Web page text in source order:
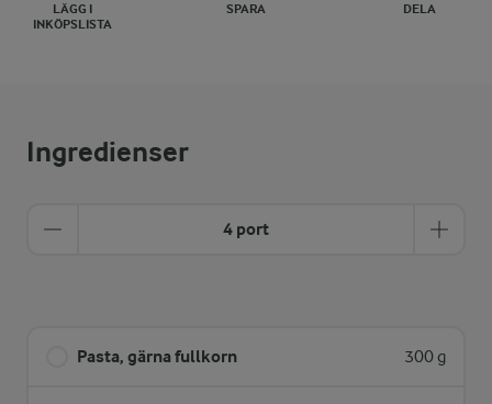
LÄGG I
INKÖPSLISTA
SPARA DELA
Ingredienser
4 port
Pasta, gärna fullkorn 300 g